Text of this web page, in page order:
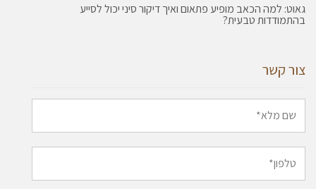
גאוט: למה הכאב מופיע פתאום ואיך דיקור סיני יכול לסייע
בהתמודדות טבעית?
צור קשר